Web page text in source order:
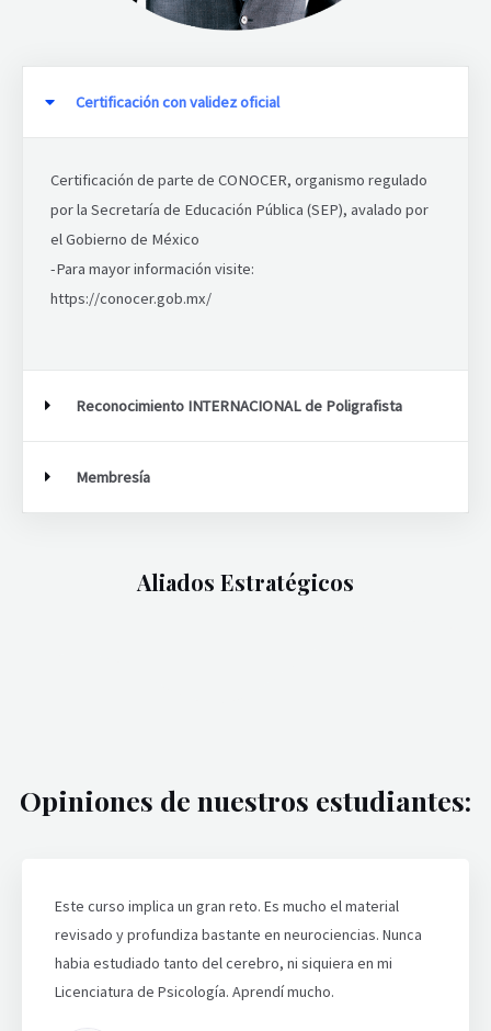
Certificación con validez oficial
Certificación de parte de CONOCER, organismo regulado
por la Secretaría de Educación Pública (SEP), avalado por
el Gobierno de México
-Para mayor información visite:
https://conocer.gob.mx/
Reconocimiento INTERNACIONAL de Poligrafista
Membresía
Aliados Estratégicos
Opiniones de nuestros estudiantes:
Este curso implica un gran reto. Es mucho el material
revisado y profundiza bastante en neurociencias. Nunca
habia estudiado tanto del cerebro, ni siquiera en mi
Licenciatura de Psicología. Aprendí mucho.